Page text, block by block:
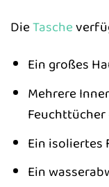
DieTasche
Ein großes
Mehrere
Ein isoliertes
Ein